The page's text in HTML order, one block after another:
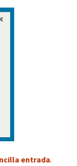
entrada.